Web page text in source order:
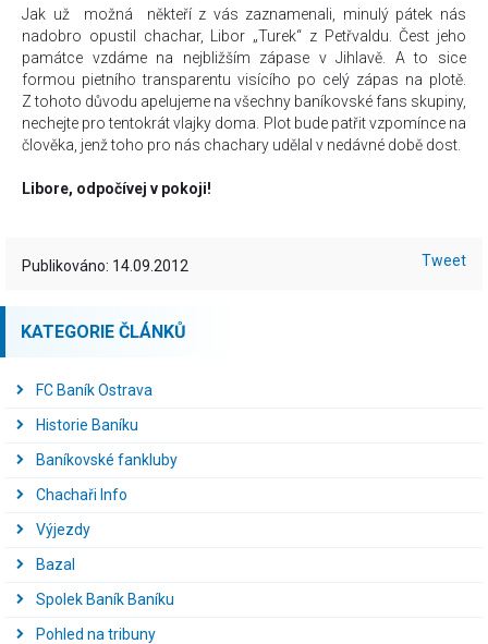
Jak už možná někteří z vás zaznamenali, minulý pátek nás
nadobro opustil chachar, Libor „Turek“ z Petřvaldu. Čest jeho
památce vzdáme na nejbližším zápase v Jihlavě. A to sice
formou pietního transparentu visícího po celý zápas na plotě.
Z tohoto důvodu apelujeme na všechny baníkovské fans skupiny,
nechejte pro tentokrát vlajky doma. Plot bude patřit vzpomínce na
člověka, jenž toho pro nás chachary udělal v nedávné době dost.
Libore, odpočívej v pokoji!
Publikováno: 14.09.2012 Tweet
KATEGORIE ČLÁNKŮ
FC Baník Ostrava
Historie Baníku
Baníkovské fankluby
Chachaři Info
Výjezdy
Bazal
Spolek Baník Baníku
Pohled na tribuny